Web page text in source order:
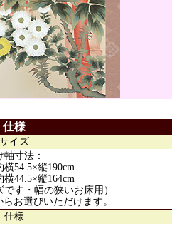
仕様
サイズ
軸寸法：
54.5×縦190cm
44.5×縦164cm
です・幅の狭いお床用）
お選びいただけます。
仕様